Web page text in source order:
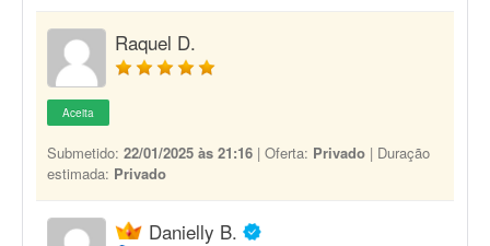
Raquel D.
Aceita
Submetido: 22/01/2025 às 21:16 | Oferta: Privado | Duração
estimada: Privado
Danielly B.